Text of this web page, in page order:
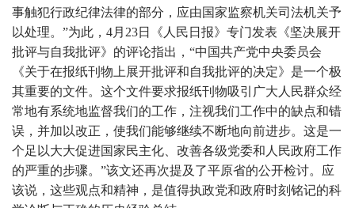
事触犯行政纪律法律的部分，应由国家监察机关司法机关予
以处理。”为此，4月23日《人民日报》专门发表《坚决展开
批评与自我批评》的评论指出，“中国共产党中央委员会
《关于在报纸刊物上展开批评和自我批评的决定》是一个极
其重要的文件。这个文件要求报纸刊物吸引广大人民群众经
常地有系统地监督我们的工作，注视我们工作中的缺点和错
误，并加以改正，使我们能够继续不断地向前进步。这是一
个足以大大促进国家民主化、改善各级党委和人民政府工作
的严重的步骤。”该文还再次提及了平原省的公开检讨。应
该说，这些观点和精神，是值得执政党和政府时刻铭记的科